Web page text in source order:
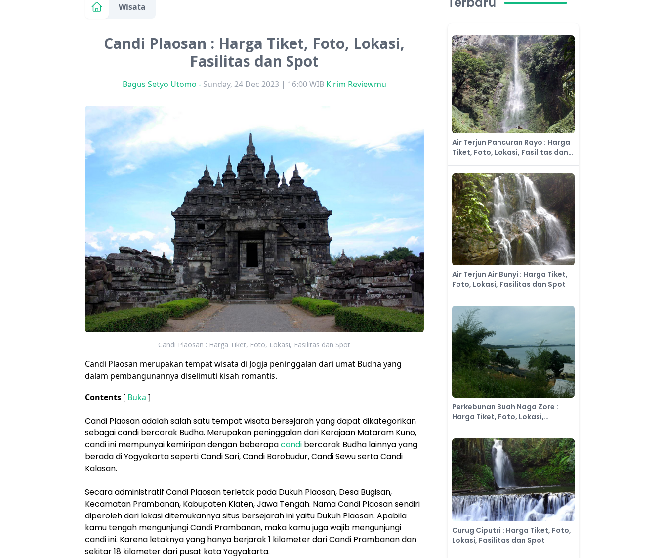
Wisata
Candi Plaosan : Harga Tiket, Foto, Lokasi,
Fasilitas dan Spot
Bagus Setyo Utomo - Sunday, 24 Dec 2023 | 16:00 WIB Kirim Reviewmu
Candi Plaosan : Harga Tiket, Foto, Lokasi, Fasilitas dan Spot
Candi Plaosan merupakan tempat wisata di Jogja peninggalan dari umat Budha yang
dalam pembangunannya diselimuti kisah romantis.
Contents [ Buka ]
Candi Plaosan adalah salah satu tempat wisata bersejarah yang dapat dikategorikan
sebagai candi bercorak Budha. Merupakan peninggalan dari Kerajaan Mataram Kuno,
candi ini mempunyai kemiripan dengan beberapacandi bercorak Budha lainnya yang
berada di Yogyakarta seperti Candi Sari, Candi Borobudur, Candi Sewu serta Candi
Kalasan.
Secara administratif Candi Plaosan terletak pada Dukuh Plaosan, Desa Bugisan,
Kecamatan Prambanan, Kabupaten Klaten, Jawa Tengah. Nama Candi Plaosan sendiri
diperoleh dari lokasi ditemukannya situs bersejarah ini yaitu Dukuh Plaosan. Apabila
kamu tengah mengunjungi Candi Prambanan, maka kamu juga wajib mengunjungi
candi ini. Karena letaknya yang hanya berjarak 1 kilometer dari Candi Prambanan dan
sekitar 18 kilometer dari pusat kota Yogyakarta.
Air Terjun Pancuran Rayo : Harga
Tiket, Foto, Lokasi, Fasilitas dan
Air Terjun Air Bunyi : Harga Tiket,
Foto, Lokasi, Fasilitas dan Spot
Perkebunan Buah Naga Zore :
Harga Tiket, Foto, Lokasi,
Curug Ciputri : Harga Tiket, Foto,
Lokasi, Fasilitas dan Spot